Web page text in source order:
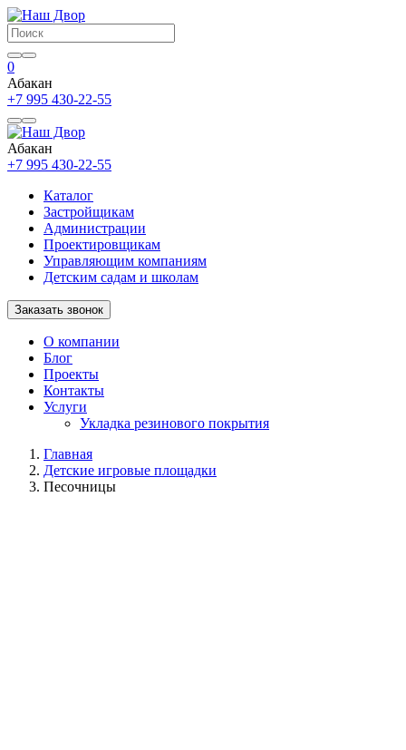
0
Абакан
+7 995 430-22-55
Абакан
+7 995 430-22-55
Каталог
Застройщикам
Администрации
Проектировщикам
Управляющим компаниям
Детским садам и школам
Заказать звонок
О компании
Блог
Проекты
Контакты
Услуги
Укладка резинового покрытия
Главная
Детские игровые площадки
Песочницы